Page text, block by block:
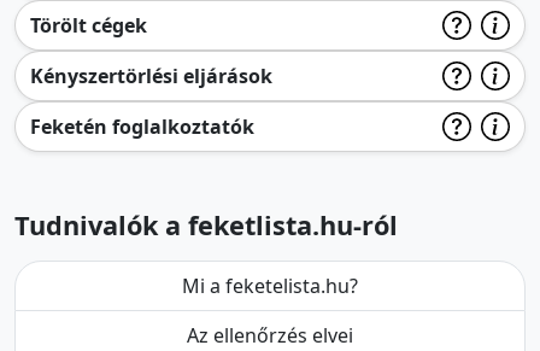
Törölt cégek
Kényszertörlési eljárások
Feketén foglalkoztatók
Tudnivalók a feketlista.hu-ról
Mi a feketelista.hu?
Az ellenőrzés elvei